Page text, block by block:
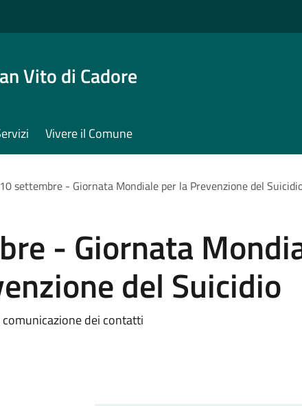
Vito di Cadore
Vivere il Comune
10 settembre - Giornata Mondiale per la Prevenzione del
- Giornata
del Suicidio
dei contatti